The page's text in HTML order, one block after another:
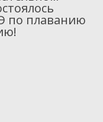
по плаванию